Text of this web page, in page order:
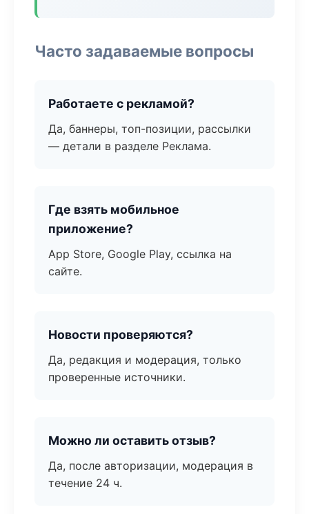
Часто задаваемые вопросы
Работаете с рекламой?
Да, баннеры, топ-позиции, рассылки
— детали в разделе Реклама.
Где взять мобильное
приложение?
App Store, Google Play, ссылка на
сайте.
Новости проверяются?
Да, редакция и модерация, только
проверенные источники.
Можно ли оставить отзыв?
Да, после авторизации, модерация в
течение 24 ч.